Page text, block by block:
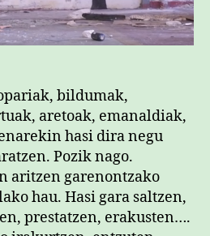
bildumak,
aretoak, emanaldiak,
hasi dira negu
Pozik nago.
aritzen garenontzako
hau. Hasi gara saltzen,
prestatzen, erakusten….